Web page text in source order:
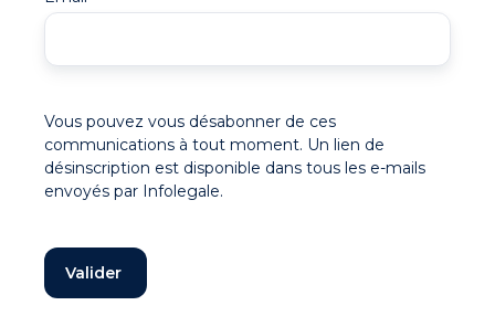
Vous pouvez vous désabonner de ces
communications à tout moment. Un lien de
désinscription est disponible dans tous les e-mails
envoyés par Infolegale.